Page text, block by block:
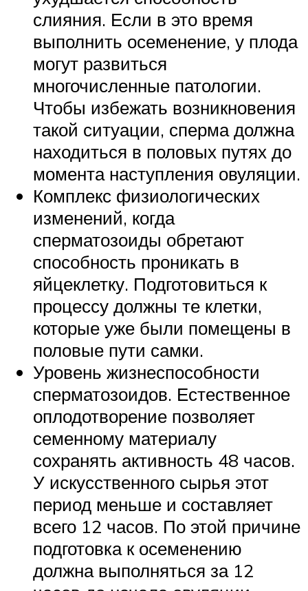
слияния. Если в это время
выполнить осеменение, у плода
могут развиться
многочисленные патологии.
Чтобы избежать возникновения
такой ситуации, сперма должна
находиться в половых путях до
момента наступления овуляции.
Комплекс физиологических
изменений, когда
сперматозоиды обретают
способность проникать в
яйцеклетку. Подготовиться к
процессу должны те клетки,
которые уже были помещены в
половые пути самки.
Уровень жизнеспособности
сперматозоидов. Естественное
оплодотворение позволяет
семенному материалу
сохранять активность 48 часов.
У искусственного сырья этот
период меньше и составляет
всего 12 часов. По этой причине
подготовка к осеменению
должна выполняться за 12